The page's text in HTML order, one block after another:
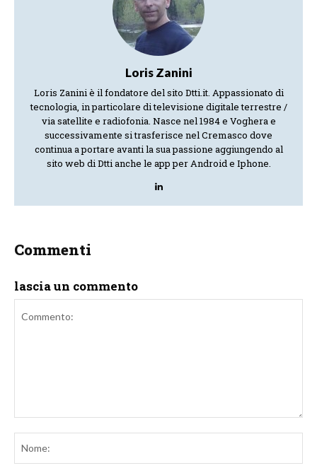
Loris Zanini
Loris Zanini è il fondatore del sito Dtti.it. Appassionato di
tecnologia, in particolare di televisione digitale terrestre /
via satellite e radiofonia. Nasce nel 1984 e Voghera e
successivamente si trasferisce nel Cremasco dove
continua a portare avanti la sua passione aggiungendo al
sito web di Dtti anche le app per Android e Iphone.
Commenti
lascia un commento